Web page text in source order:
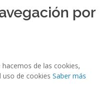
por
de las cookies,
uso de cookies Saber más